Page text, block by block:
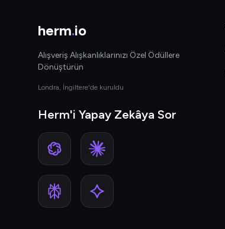
herm.io
Alışveriş Alışkanlıklarınızı Özel Ödüllere
Dönüştürün
Londra, İngiltere'de kuruldu
Herm'i Yapay Zekâya Sor